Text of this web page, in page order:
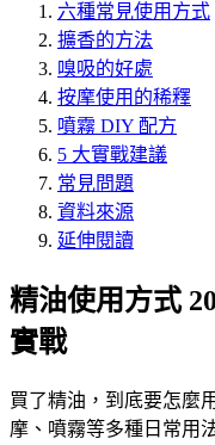
六種常見使用方式
擴香的方法
嗅吸的好處
按摩使用的稀釋
噴霧 DIY 配方
5 大實戰建議
常見問題
資料來源
延伸閱讀
精油使用方式
實戰
買了精油，到底要怎麼
摩、噴霧等多種日常用